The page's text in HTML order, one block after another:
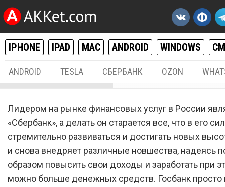
IPHONE IPAD MAC ANDROID WINDOWS
ANDROID TESLA СБЕРБАНК OZON
«Сбербанк» запустил
ставкой дохода 19,8%
Лидером на рынке финансовых услуг в России
«Сбербанк», а делать он старается все, что в его
стремительно развиваться и достигать новых
и снова внедряет различные новшества, надеясь
образом повысить свои доходы и заработать при
можно больше денежных средств. Госбанк просто